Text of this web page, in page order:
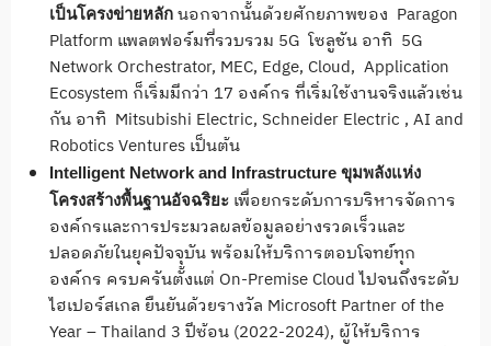
เป็นโครงข่ายหลัก นอกจากนั้นด้วยศักยภาพของ Paragon
Platform แพลตฟอร์มที่รวบรวม 5G โซลูชัน อาทิ 5G
Network Orchestrator, MEC, Edge, Cloud, Application
Ecosystem ก็เริ่มมีกว่า 17 องค์กร ที่เริ่มใช้งานจริงแล้วเช่น
กัน อาทิ Mitsubishi Electric, Schneider Electric , AI and
Robotics Ventures เป็นต้น
Intelligent Network and Infrastructure ขุมพลังแห่ง
โครงสร้างพื้นฐานอัจฉริยะ เพื่อยกระดับการบริหารจัดการ
องค์กรและการประมวลผลข้อมูลอย่างรวดเร็วและ
ปลอดภัยในยุคปัจจุบัน พร้อมให้บริการตอบโจทย์ทุก
องค์กร ครบครันตั้งแต่ On-Premise Cloud ไปจนถึงระดับ
ไฮเปอร์สเกล ยืนยันด้วยรางวัล Microsoft Partner of the
Year – Thailand 3 ปีซ้อน (2022-2024), ผู้ให้บริการ